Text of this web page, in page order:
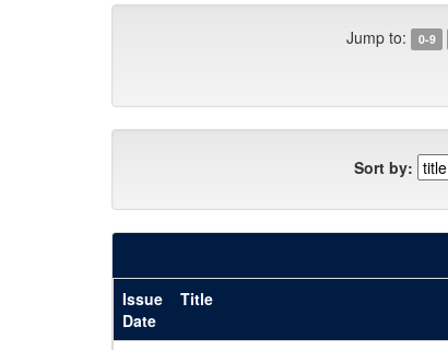
Jump to: 0-9
Sort by:
Issue
Date
Title